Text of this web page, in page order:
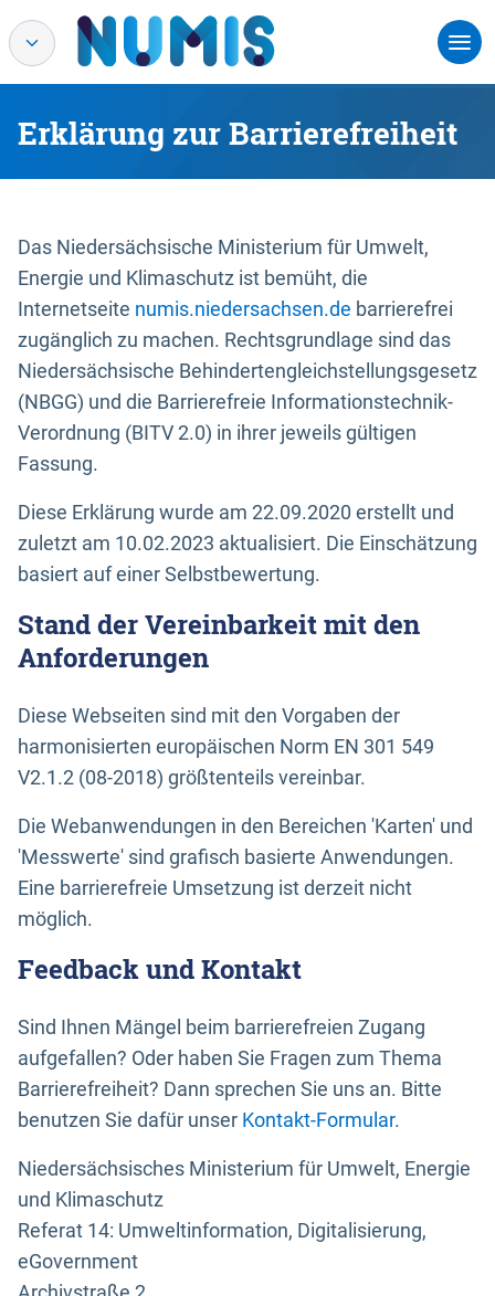
Erklärung zur Barrierefreiheit
Das Niedersächsische Ministerium für Umwelt,
Energie und Klimaschutz ist bemüht, die
Internetseite numis.niedersachsen.de barrierefrei
zugänglich zu machen. Rechtsgrundlage sind das
Niedersächsische Behindertengleichstellungsgesetz
(NBGG) und die Barrierefreie Informationstechnik-
Verordnung (BITV 2.0) in ihrer jeweils gültigen
Fassung.
Diese Erklärung wurde am 22.09.2020 erstellt und
zuletzt am 10.02.2023 aktualisiert. Die Einschätzung
basiert auf einer Selbstbewertung.
Stand der Vereinbarkeit mit den
Anforderungen
Diese Webseiten sind mit den Vorgaben der
harmonisierten europäischen Norm EN 301 549
V2.1.2 (08-2018) größtenteils vereinbar.
Die Webanwendungen in den Bereichen 'Karten' und
'Messwerte' sind grafisch basierte Anwendungen.
Eine barrierefreie Umsetzung ist derzeit nicht
möglich.
Feedback und Kontakt
Sind Ihnen Mängel beim barrierefreien Zugang
aufgefallen? Oder haben Sie Fragen zum Thema
Barrierefreiheit? Dann sprechen Sie uns an. Bitte
benutzen Sie dafür unser Kontakt-Formular.
Niedersächsisches Ministerium für Umwelt, Energie
und Klimaschutz
Referat 14: Umweltinformation, Digitalisierung,
eGovernment